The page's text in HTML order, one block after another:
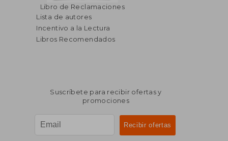
40%
dcto.
$ 40.86
$ 24.52
Libro de Reclamaciones
Lista de autores
Incentivo a la Lectura
Libros Recomendados
Suscríbete para recibir ofertas y
promociones